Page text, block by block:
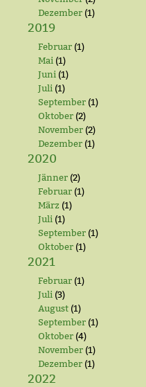
Dezember (1)
2019
Februar (1)
Mai (1)
Juni (1)
Juli (1)
September (1)
Oktober (2)
November (2)
Dezember (1)
2020
Jänner (2)
Februar (1)
März (1)
Juli (1)
September (1)
Oktober (1)
2021
Februar (1)
Juli (3)
August (1)
September (1)
Oktober (4)
November (1)
Dezember (1)
2022